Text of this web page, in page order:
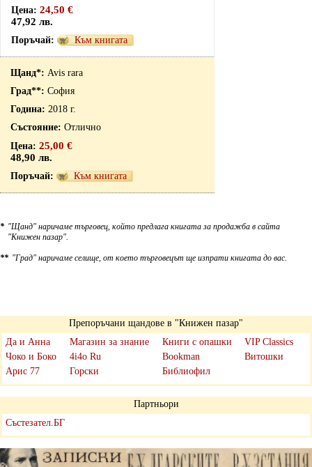
24,50 €
47,92 лв.
Към книгата
Avis rara
София
2018 г.
Отлично
25,00 €
48,90 лв.
Към книгата
* "Щанд" наричаме търговец, който предлага книгата за продажба в сайта
"Книжен пазар".
** "Град" наричаме селище, от което търговецът ще изпрати книгата до вас.
Препоръчани щандове в "Книжен пазар"
Да и Анна
Чоко и Боко
Арис 77
Магазин за знание
4i4o Ru
Горски
Книги с опашки
Bookman
Библиофил
VIP Classics
Витошки
Партньори
Състезател.БГ